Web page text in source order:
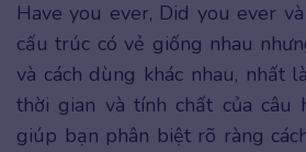
Have you ever, Did you ever
cấu trúc có vẻ giống nhau
và cách dùng khác nhau, nhất
thời gian và tính chất của câu
giúp bạn phân biệt rõ ràng